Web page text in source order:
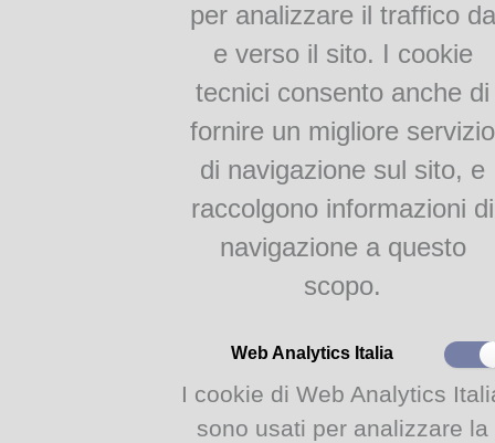
In occasione dei Racconti di
venerdì 12 dicembre
a
biblioteca Guandasarà
ultime creazioni e per una
desidera cominciare a
L'incontro si inserisce nel
rassegna che ogni anno
Comune di Parma per
vacanze natalizie con
per analizzare il traffico da
e verso il sito. I cookie
tecnici consento anche di
fornire un migliore servizio
di navigazione sul sito, e
raccolgono informazioni di
navigazione a questo
scopo.
Web Analytics Italia
I cookie di Web Analytics
sono usati per analizzare la